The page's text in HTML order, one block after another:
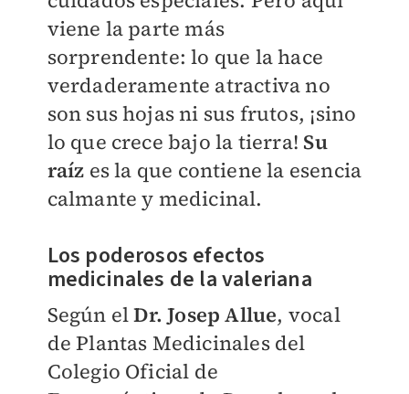
viene la parte más
sorprendente: lo que la hace
verdaderamente atractiva no
son sus hojas ni sus frutos, ¡sino
lo que crece bajo la tierra! Su
raíz es la que contiene la esencia
calmante y medicinal.
Los poderosos efectos
medicinales de la valeriana
Según elDr. Josep Allue, vocal
de Plantas Medicinales del
Colegio Oficial de